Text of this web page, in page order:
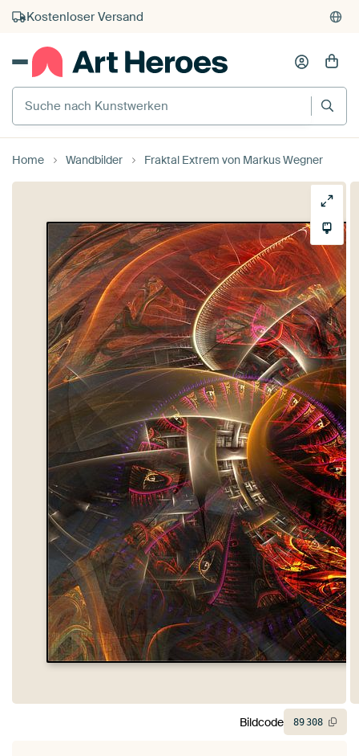
Kostenloser Versand
Kauf auf Rechnung
Individueller Druck auf Bestellung
Suche nach Kunstwerken
Home Wandbilder Fraktal Extrem von Markus Wegner
Bildcode 89308